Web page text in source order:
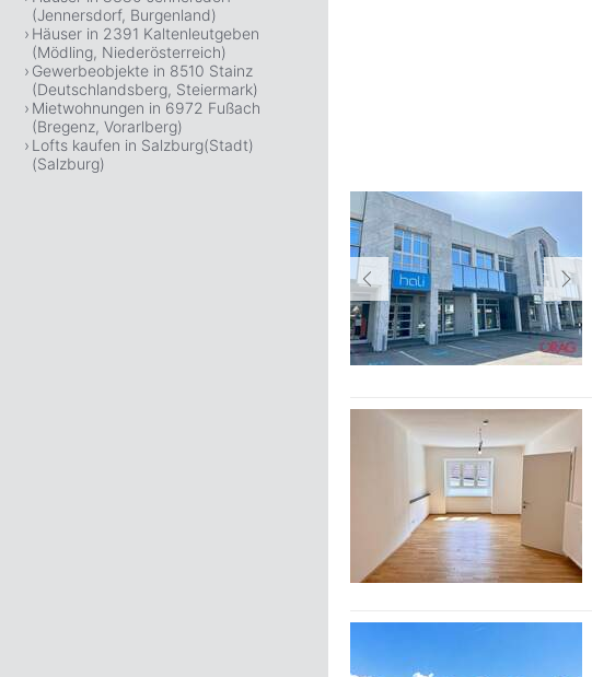
(Jennersdorf, Burgenland)
Häuser in 2391 Kaltenleutgeben
(Mödling, Niederösterreich)
Gewerbeobjekte in 8510 Stainz
(Deutschlandsberg, Steiermark)
Mietwohnungen in 6972 Fußach
(Bregenz, Vorarlberg)
Lofts kaufen in Salzburg(Stadt)
(Salzburg)